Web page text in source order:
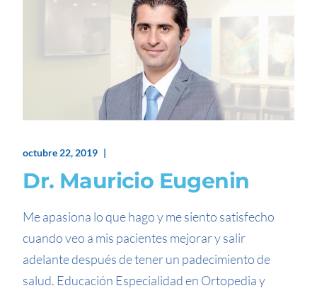
octubre 22, 2019
Dr. Mauricio Eugenin
Me apasiona lo que hago y me siento satisfecho
cuando veo a mis pacientes mejorar y salir
adelante después de tener un padecimiento de
salud. Educación Especialidad en Ortopedia y